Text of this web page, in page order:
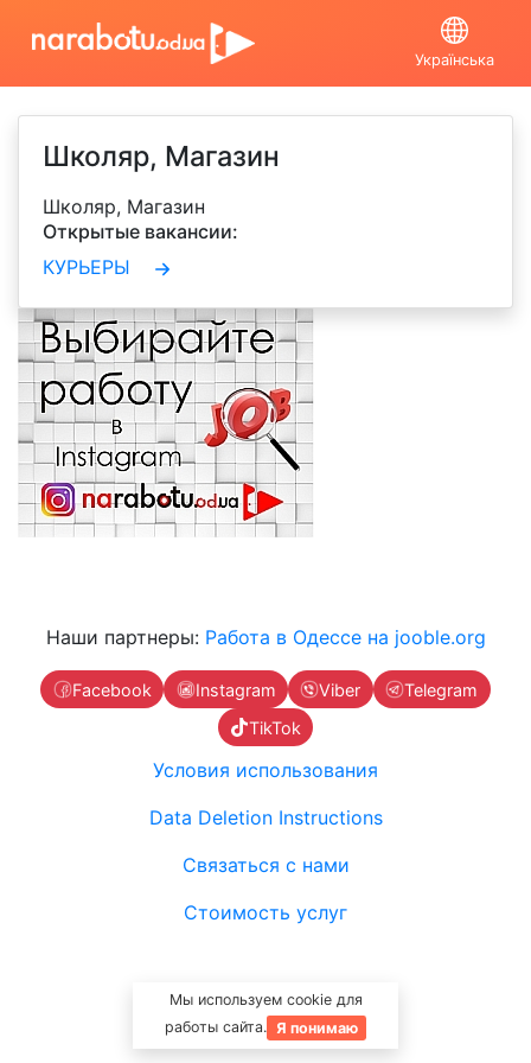
Мы используем cookie для
работы сайта. Я понимаю
Українська
Школяр, Магазин
Школяр, Магазин
Открытые вакансии:
КУРЬЕРЫ
Наши партнеры: Работа в Одессе на jooble.org
Facebook Instagram Viber
Telegram
TikTok
Условия использования
Data Deletion Instructions
Связаться с нами
Стоимость услуг